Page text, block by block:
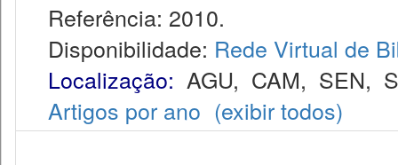
Referência: 2010.
Disponibilidade: Rede Virtual de
Localização: AGU, CAM, SEN,
Artigos por ano (exibir todos)